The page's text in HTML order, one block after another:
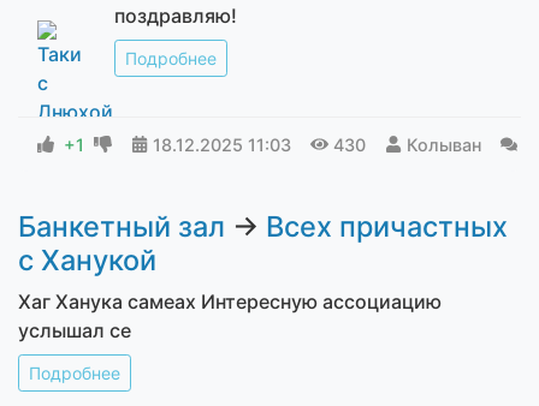
поздравляю!
Подробнее
+1 18.12.2025 11:03 430 Колыван
Банкетный зал → Всех причастных
с Ханукой
Хаг Ханука самеах Интересную ассоциацию
услышал се
Подробнее